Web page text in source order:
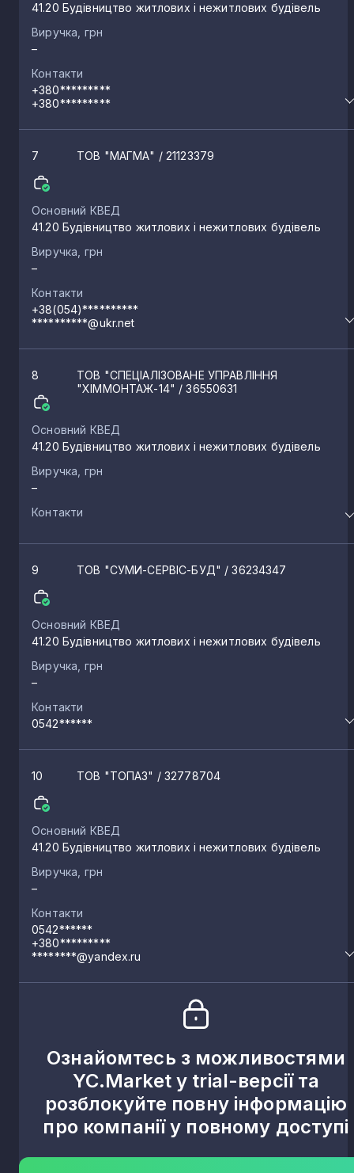
41.20 Будівництво житлових і нежитлових будівель
Виручка, грн
–
Контакти
+380*********
+380*********
7 ТОВ "МАГМА" / 21123379
Основний КВЕД
41.20 Будівництво житлових і нежитлових будівель
Виручка, грн
–
Контакти
+38(054)**********
**********@ukr.net
8
ТОВ "СПЕЦІАЛІЗОВАНЕ УПРАВЛІННЯ
"ХІММОНТАЖ-14" / 36550631
Основний КВЕД
41.20 Будівництво житлових і нежитлових будівель
Виручка, грн
–
Контакти
9 ТОВ "СУМИ-СЕРВІС-БУД" / 36234347
Основний КВЕД
41.20 Будівництво житлових і нежитлових будівель
Виручка, грн
–
Контакти
0542******
10 ТОВ "ТОПАЗ" / 32778704
Основний КВЕД
41.20 Будівництво житлових і нежитлових будівель
Виручка, грн
–
Контакти
0542******
+380*********
********@yandex.ru
Ознайомтесь з можливостями
YC.Market у trial-версії та
розблокуйте повну інформацію
про компанії у повному доступі